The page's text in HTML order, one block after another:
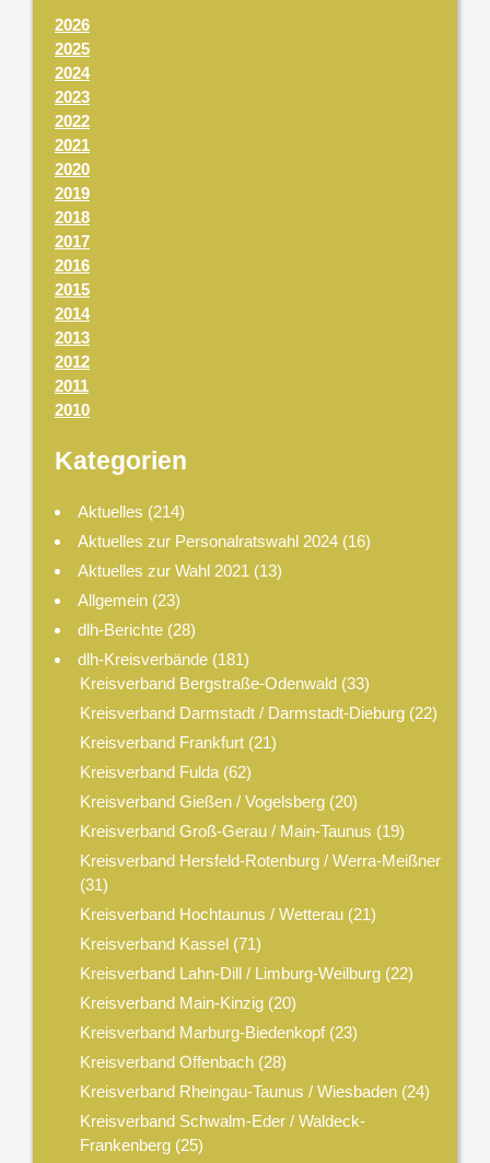
2026
2025
2024
2023
2022
2021
2020
2019
2018
2017
2016
2015
2014
2013
2012
2011
2010
Kategorien
Aktuelles (214)
Aktuelles zur Personalratswahl 2024 (16)
Aktuelles zur Wahl 2021 (13)
Allgemein (23)
dlh-Berichte (28)
dlh-Kreisverbände (181)
Kreisverband Bergstraße-Odenwald(33)
Kreisverband Darmstadt / Darmstadt-Dieburg(22)
Kreisverband Frankfurt(21)
Kreisverband Fulda(62)
Kreisverband Gießen / Vogelsberg(20)
Kreisverband Groß-Gerau / Main-Taunus (19)
Kreisverband Hersfeld-Rotenburg / Werra-Meißner
(31)
Kreisverband Hochtaunus / Wetterau(21)
Kreisverband Kassel(71)
Kreisverband Lahn-Dill / Limburg-Weilburg(22)
Kreisverband Main-Kinzig(20)
Kreisverband Marburg-Biedenkopf(23)
Kreisverband Offenbach(28)
Kreisverband Rheingau-Taunus / Wiesbaden(24)
Kreisverband Schwalm-Eder / Waldeck-
Frankenberg(25)